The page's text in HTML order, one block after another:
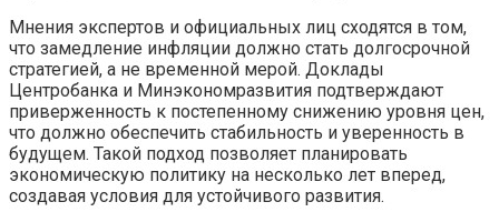
Мнения экспертов и официальных лиц сходятся в том,
что замедление инфляции должно стать долгосрочной
стратегией, а не временной мерой. Доклады
Центробанка и Минэкономразвития подтверждают
приверженность к постепенному снижению уровня цен,
что должно обеспечить стабильность и уверенность в
будущем. Такой подход позволяет планировать
экономическую политику на несколько лет вперед,
создавая условия для устойчивого развития.